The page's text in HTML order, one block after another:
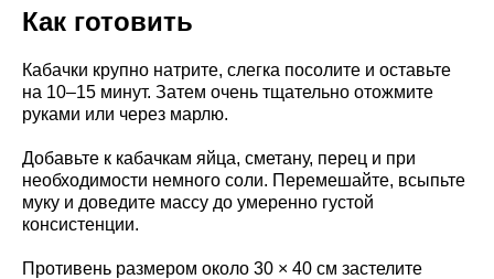
Как готовить
Кабачки крупно натрите, слегка посолите и оставьте
на 10–15 минут. Затем очень тщательно отожмите
руками или через марлю.
Добавьте к кабачкам яйца, сметану, перец и при
необходимости немного соли. Перемешайте, всыпьте
муку и доведите массу до умеренно густой
консистенции.
Противень размером около 30 × 40 см застелите